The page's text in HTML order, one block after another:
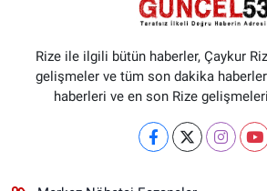
Rize ile ilgili bütün haberler, Çaykur
gelişmeler ve tüm son dakika
haberleri ve en son Rize